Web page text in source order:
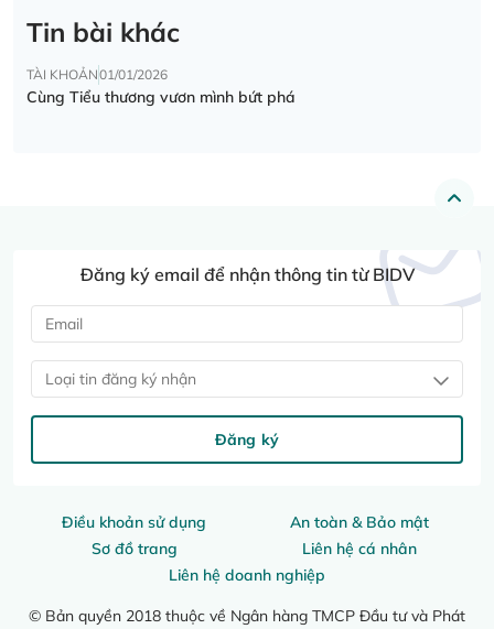
Tin bài khác
TÀI KHOẢN01/01/2026
Cùng Tiểu thương vươn mình bứt phá
Điều khoản sử dụng
An toàn & Bảo mật
Sơ đồ trang
Liên hệ cá nhân
Liên hệ doanh nghiệp
© Bản quyền 2018 thuộc về Ngân hàng TMCP Đầu tư và Phát
Đăng ký email để nhận thông tin từ BIDV
Loại tin đăng ký nhận
Đăng ký